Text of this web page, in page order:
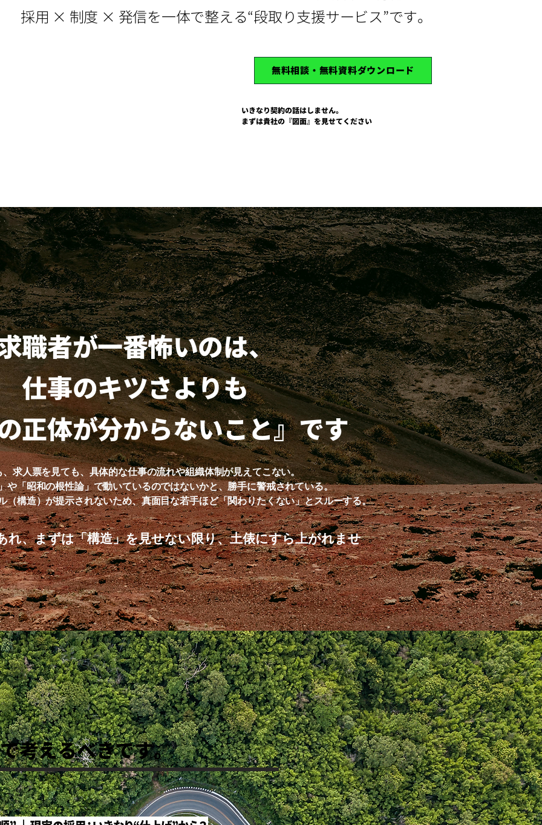
採用 × 制度 × 発信を一体で整える“段取り支援サービス”です。
無料相談・無料資料ダウンロード
いきなり契約の話はしません。
まずは貴社の『図面』を見せてください
職者が一番怖いのは、
仕事のキツさよりも
正体が分からないこと』です
求人票を見ても、具体的な仕事の流れや組織体制が見えてこない。
や「昭和の根性論」で動いているのではないかと、勝手に警戒されている。
（構造）が提示されないため、真面目な若手ほど「関わりたくない」とスルーする。
れ、まずは「構造」を見せない限り、土俵にすら上がれませ
考えるべきです。